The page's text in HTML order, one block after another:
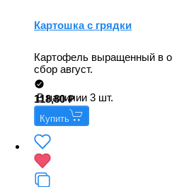
Картошка с грядки
Картофель выращенный в
сбор август.
В наличии 3 шт.
118,80
Купить